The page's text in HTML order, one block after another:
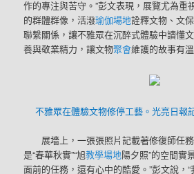
作的專注與苦守。”彭文表現，展覽尤為重
的群體群像，活潑瑜伽場地詮釋文物、文
聯繫關係，讓不雅眾在沉醉式體驗中讀懂
養與敬業精力，讓文物聚會維護的故事有
不雅眾在體驗文物修停工藝。光亮日報
展墻上，一張張照片記載著修復師任
是“春華秋實”“旭教學場地陽夕照”的空間實
面前的任務，還有心中的酷愛。”彭文說，